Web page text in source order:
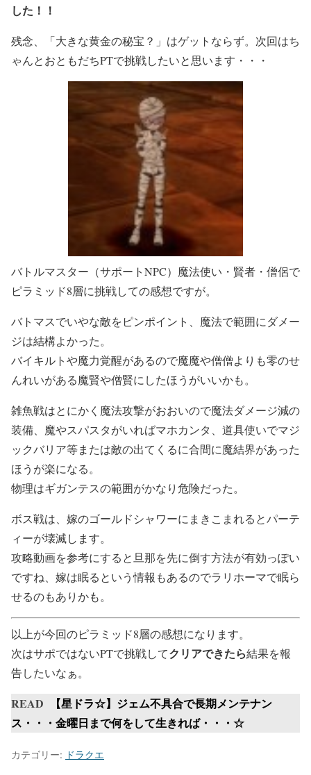
した！！
残念、「大きな黄金の秘宝？」はゲットならず。次回はち
ゃんとおともだちPTで挑戦したいと思います・・・
バトルマスター（サポートNPC）魔法使い・賢者・僧侶で
ピラミッド8層に挑戦しての感想ですが。
バトマスでいやな敵をピンポイント、魔法で範囲にダメー
ジは結構よかった。
バイキルトや魔力覚醒があるので魔魔や僧僧よりも零のせ
んれいがある魔賢や僧賢にしたほうがいいかも。
雑魚戦はとにかく魔法攻撃がおおいので魔法ダメージ減の
装備、魔やスパスタがいればマホカンタ、道具使いでマジ
ックバリア等または敵の出てくるに合間に魔結界があった
ほうが楽になる。
物理はギガンテスの範囲がかなり危険だった。
ボス戦は、嫁のゴールドシャワーにまきこまれるとパーテ
ィーが壊滅します。
攻略動画を参考にすると旦那を先に倒す方法が有効っぽい
ですね、嫁は眠るという情報もあるのでラリホーマで眠ら
せるのもありかも。
以上が今回のピラミッド8層の感想になります。
次はサポではないPTで挑戦してクリアできたら結果を報
告したいなぁ。
READ
【星ドラ☆】ジェム不具合で長期メンテナン
ス・・・金曜日まで何をして生きれば・・・☆
カテゴリー: ドラクエ